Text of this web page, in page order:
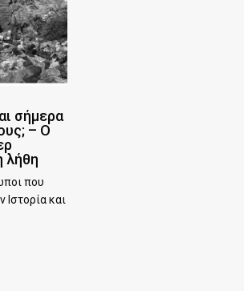
σήμερα
– Ο
λήθη
που
Ιστορία και